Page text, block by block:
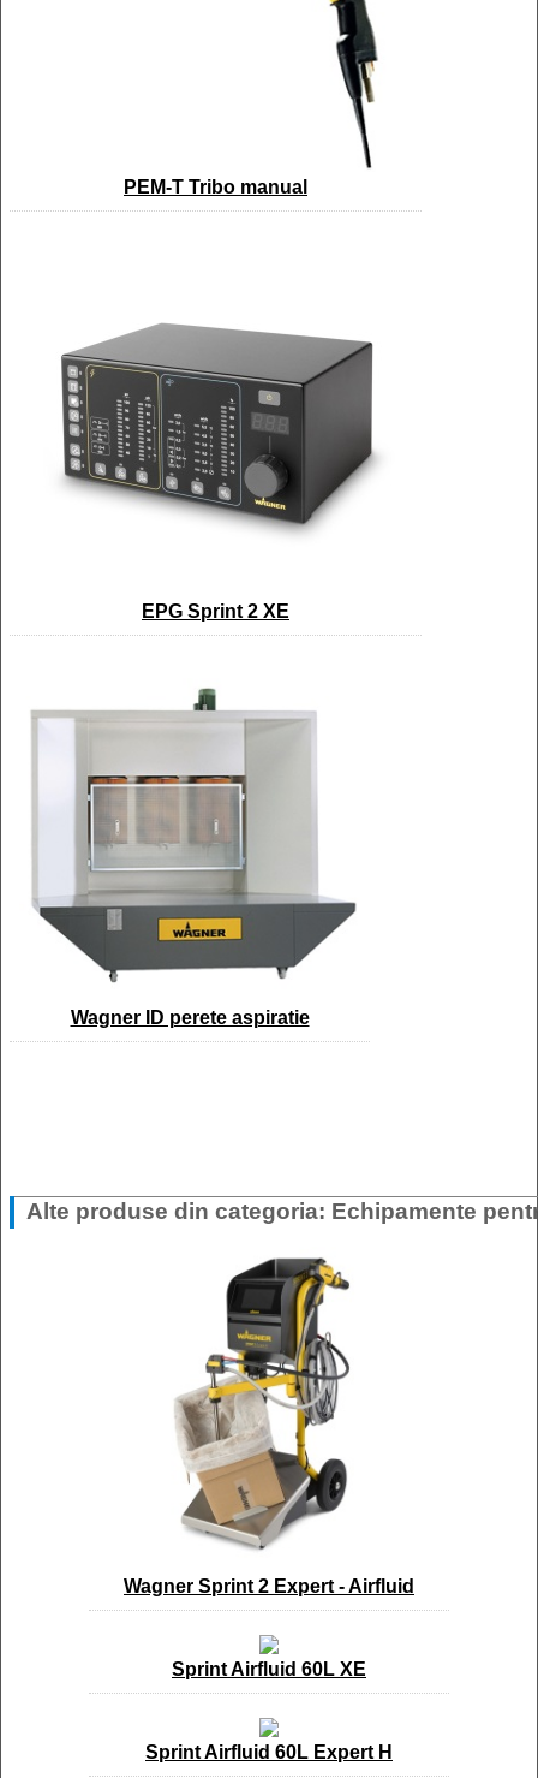
PEM-T Tribo manual
EPG Sprint 2 XE
Wagner ID perete aspiratie
Alte produse din categoria: Echipamente
Wagner Sprint 2 Expert - Airfluid
Sprint Airfluid 60L XE
Sprint Airfluid 60L Expert H